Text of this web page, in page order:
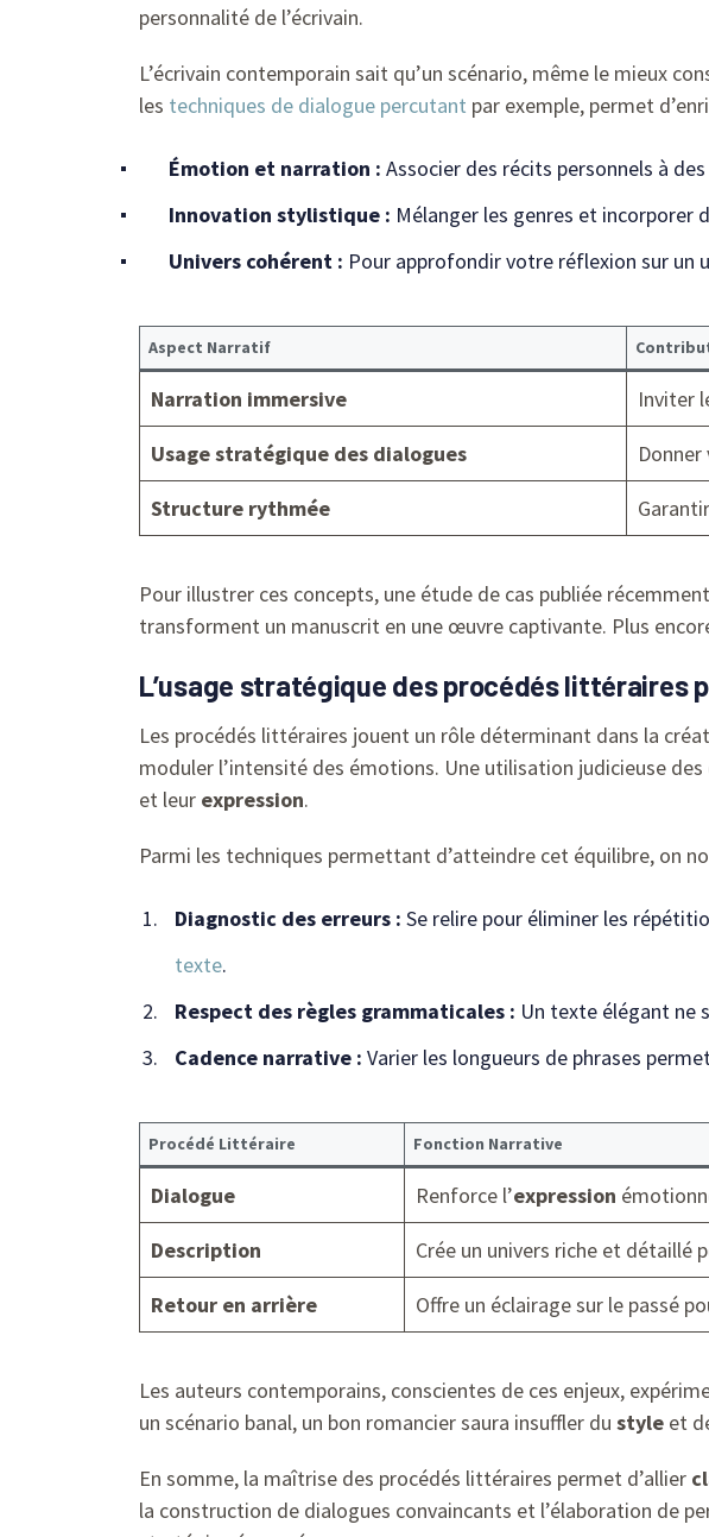
personnalité de l’écrivain.
L’écrivain contemporain sait qu’un scénario, même le mieux
les techniques de dialogue percutant par exemple, permet
Émotion et narration : Associer des récits personnels à
Innovation stylistique : Mélanger les genres et incorporer
Univers cohérent : Pour approfondir votre réflexion sur un
Aspect Narratif
Narration immersive
Inviter
Usage stratégique des dialogues
Structure rythmée
Pour illustrer ces concepts, une étude de cas publiée
transforment un manuscrit en une œuvre captivante. Plus
L’usage stratégique des procédés littéraires
Les procédés littéraires jouent un rôle déterminant dans la
moduler l’intensité des émotions. Une utilisation judicieuse
et leur expression.
Parmi les techniques permettant d’atteindre cet équilibre, on
Diagnostic des erreurs : Se relire pour éliminer les
texte.
Respect des règles grammaticales : Un texte élégant ne
Cadence narrative : Varier les longueurs de phrases
Procédé Littéraire Fonction Narrative
Dialogue Renforce l’expression
Description
Crée un univers riche et détaillé
Retour en arrière
Offre un éclairage sur le passé
Les auteurs contemporains, conscientes de ces enjeux,
un scénario banal, un bon romancier saura insuffler du style et
En somme, la maîtrise des procédés littéraires permet d’allier
la construction de dialogues convaincants et l’élaboration de